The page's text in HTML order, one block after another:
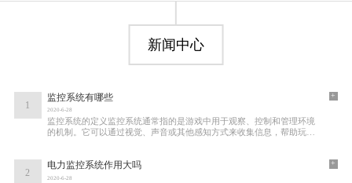
新闻中心
1
监控系统有哪些
2020-6-28
监控系统的定义监控系统通常指的是游戏中用于观察、控制和管理环境
的机制。它可以通过视觉、声音或其他感知方式来收集信息，帮助玩家
+
2
电力监控系统作用大吗
2020-6-28
+